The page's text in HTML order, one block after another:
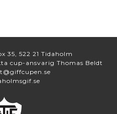
35, 522 21 Tidaholm
cup-ansvarig Thomas Beldt